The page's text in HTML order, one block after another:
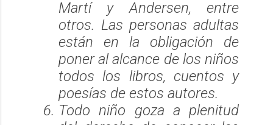
Martí y Andersen, entre
otros. Las personas adultas
están en la obligación de
poner al alcance de los niños
todos los libros, cuentos y
poesías de estos autores.
Todo niño goza a plenitud